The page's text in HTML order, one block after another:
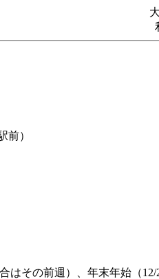
前）
はその前週）、年末年始（12/